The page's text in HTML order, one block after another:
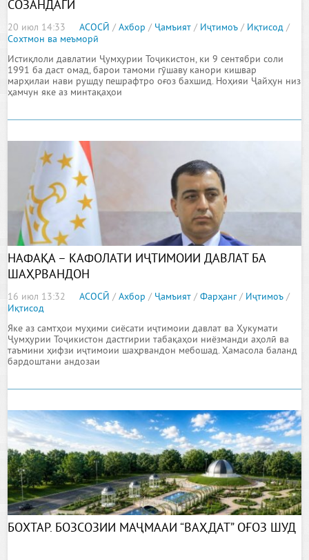
СОЗАНДАГӢ
20 июл 14:33 АСОСӢ /Ахбор / Ҷамъият / Иҷтимоъ / Иқтисод /
Сохтмон ва меъморӣ
Истиқлоли давлатии Ҷумҳурии Тоҷикистон, ки 9 сентябри соли
1991 ба даст омад, барои тамоми гӯшаву канори кишвар
марҳилаи нави рушду пешрафтро оғоз бахшид. Ноҳияи Ҷайҳун низ
ҳамчун яке аз минтақаҳои
НАФАҚА – КАФОЛАТИ ИҶТИМОИИ ДАВЛАТ БА
ШАҲРВАНДОН
16 июл 13:32 АСОСӢ /Ахбор / Ҷамъият /Фарҳанг/ Иҷтимоъ /
Иқтисод
Яке аз самтҳои муҳими сиёсати иҷтимоии давлат ва Ҳукумати
Ҷумҳурии Тоҷикистон дастгирии табақаҳои ниёзманди аҳолӣ ва
таъмини ҳифзи иҷтимоии шаҳрвандон мебошад. Ҳамасола баланд
бардоштани андозаи
БОХТАР. БОЗСОЗИИ МАҶМААИ “ВАҲДАТ” ОҒОЗ ШУД